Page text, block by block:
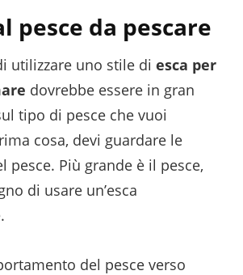
pesce da pescare
utilizzare uno stile di esca per
dovrebbe essere in gran
tipo di pesce che vuoi
cosa, devi guardare le
pesce. Più grande è il pesce,
di usare un’esca
del pesce verso